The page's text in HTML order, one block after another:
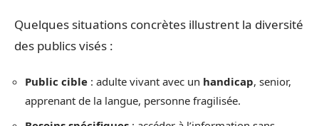
Quelques situations concrètes illustrent la diversité
des publics visés :
Public cible : adulte vivant avec un handicap, senior,
apprenant de la langue, personne fragilisée.